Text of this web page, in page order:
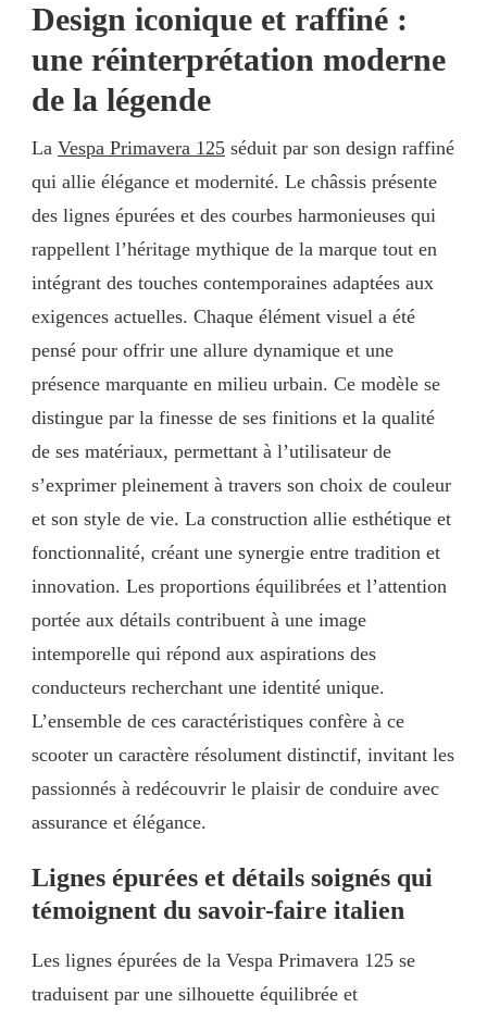
Design iconique et raffiné :
une réinterprétation moderne
de la légende
La Vespa Primavera 125 séduit par son design raffiné
qui allie élégance et modernité. Le châssis présente
des lignes épurées et des courbes harmonieuses qui
rappellent l’héritage mythique de la marque tout en
intégrant des touches contemporaines adaptées aux
exigences actuelles. Chaque élément visuel a été
pensé pour offrir une allure dynamique et une
présence marquante en milieu urbain. Ce modèle se
distingue par la finesse de ses finitions et la qualité
de ses matériaux, permettant à l’utilisateur de
s’exprimer pleinement à travers son choix de couleur
et son style de vie. La construction allie esthétique et
fonctionnalité, créant une synergie entre tradition et
innovation. Les proportions équilibrées et l’attention
portée aux détails contribuent à une image
intemporelle qui répond aux aspirations des
conducteurs recherchant une identité unique.
L’ensemble de ces caractéristiques confère à ce
scooter un caractère résolument distinctif, invitant les
passionnés à redécouvrir le plaisir de conduire avec
assurance et élégance.
Lignes épurées et détails soignés qui
témoignent du savoir-faire italien
Les lignes épurées de la Vespa Primavera 125 se
traduisent par une silhouette équilibrée et